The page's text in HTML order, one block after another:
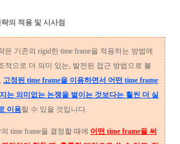
의 적용 및 시사점
은 기존의 rigid한 time frame을 적용하는 방법에
적으로 더 의미 있는, 발전된 접근 방법으로 볼
고정된 time frame을 이용하면서 어떤 time frame
는 의미없는 논쟁을 벌이는 것보다는 훨씬 더 실
이용할 수 있을 것입니다.
time frame을 결정할 때에 어떤 time frame을 써